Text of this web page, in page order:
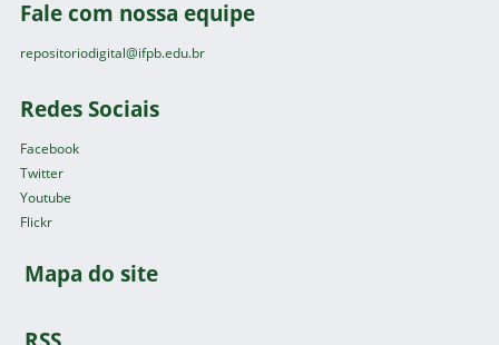
Fale com nossa equipe
repositoriodigital@ifpb.edu.br
Redes Sociais
Facebook
Twitter
Youtube
Flickr
Mapa do site